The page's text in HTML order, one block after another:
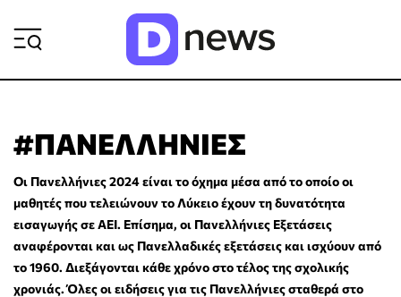
#ΠΑΝΕΛΛΗΝΙΕΣ
Οι Πανελλήνιες 2024 είναι το όχημα μέσα από το οποίο οι
μαθητές που τελειώνουν το Λύκειο έχουν τη δυνατότητα
εισαγωγής σε ΑΕΙ. Επίσημα, οι Πανελλήνιες Εξετάσεις
αναφέρονται και ως Πανελλαδικές εξετάσεις και ισχύουν από
το 1960. Διεξάγονται κάθε χρόνο στο τέλος της σχολικής
χρονιάς. Όλες οι ειδήσεις για τις Πανελλήνιες σταθερά στο